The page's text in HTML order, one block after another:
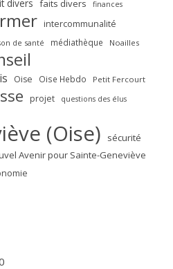
divers faits divers finances
intercommunalité
de santé médiathèque Noailles
Oise Oise Hebdo Petit Fercourt
projet questions des élus
(Oise) sécurité
Avenir pour Sainte-Geneviève